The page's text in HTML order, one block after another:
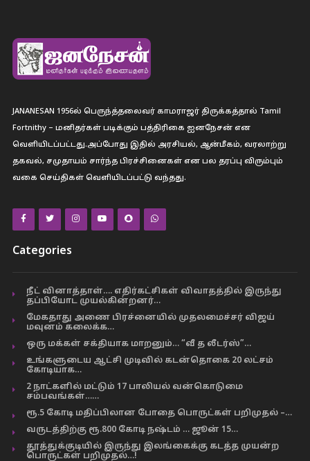
JANANESAN 1956ல் பெருந்த்தலைவர் காமராஜர் திருக்கத்தால் Tamil
Fortnithy – மனிதர்கள் படிக்கும் பத்திரிகை ஐனநேசன் என
வெளியிடப்பட்டது.அப்போது இதில் அரசியல், ஆன்மீகம், வரலாற்று
தகவல், சமுதாயம் சார்ந்த பிரச்சினைகள் என பல தரப்பு விரும்பும்
வகை செய்திகள் வெளியிடப்பட்டு வந்தது.
Categories
நீட் வினாத்தாள்…. எதிர்கட்சிகள் விவாதத்தில் இருந்து
தப்பியோட முயல்கின்றனர்…
மேகதாது அணை பிரச்னையில் முதலமைச்சர் விஜய்
மவுனம் கலைக்க…
ஒரு மக்கள் சக்தியாக மாறனும்… “வீ த லீடர்ஸ்”…
உங்களுடைய ஆட்சி முடிவில் கடன்தொகை 20 லட்சம்
கோடியாக…
2 நாட்களில் மட்டும் 17 பாலியல் வன்கொடுமை
சம்பவங்கள்……
ரூ.5 கோடி மதிப்பிலான போதை பொருட்கள் பறிமுதல் –…
வருடத்திற்கு ரூ.800 கோடி நஷ்டம் … ஜூன் 15…
தூத்துக்குடியில் இருந்து இலங்கைக்கு கடத்த முயன்ற
பொருட்கள் பறிமுதல்…!